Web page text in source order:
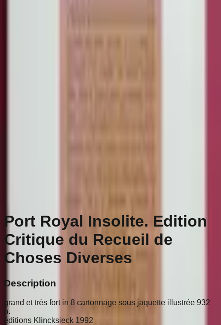
Port Royal Insolite. Edition
Critique du Recueil de
Choses Diverses
Description
grand et très fort in 8 cartonnage sous jaquette illustrée 932
p.
éditions Klincksieck 1992